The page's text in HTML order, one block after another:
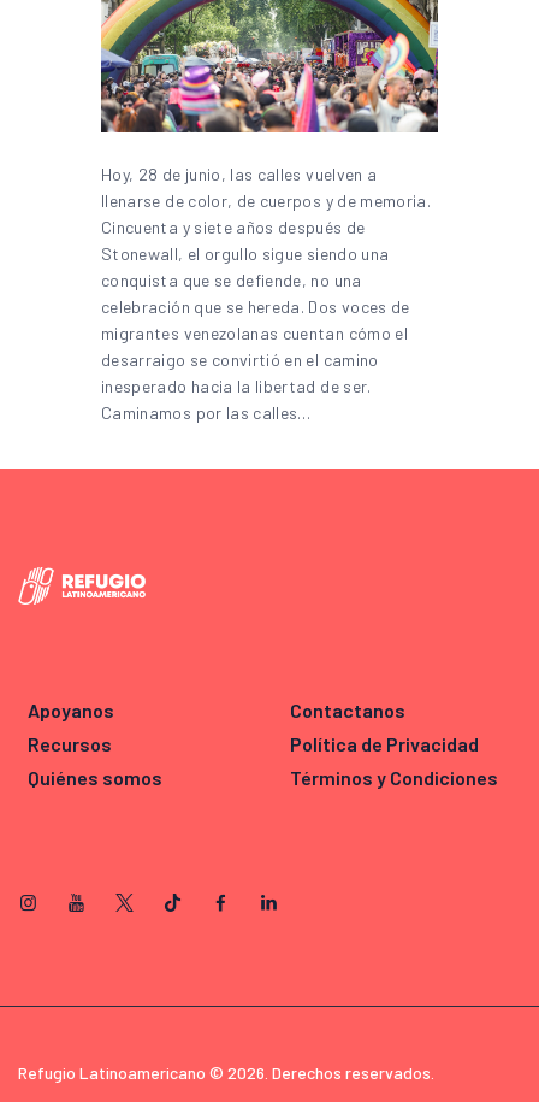
Hoy, 28 de junio, las calles vuelven a
llenarse de color, de cuerpos y de memoria.
Cincuenta y siete años después de
Stonewall, el orgullo sigue siendo una
conquista que se defiende, no una
celebración que se hereda. Dos voces de
migrantes venezolanas cuentan cómo el
desarraigo se convirtió en el camino
inesperado hacia la libertad de ser.
Caminamos por las calles…
Apoyanos
Recursos
Quiénes somos
Contactanos
Política de Privacidad
Términos y Condiciones
Refugio Latinoamericano © 2026. Derechos reservados.